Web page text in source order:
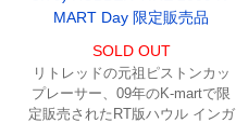
MART Day 限定販売品
SOLD OUT
リトレッドの元祖ピストンカッ
プレーサー、09年のK-martで限
定販売されたRT版ハウル インガ